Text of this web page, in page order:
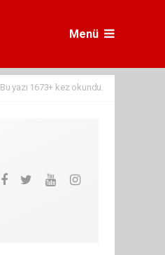
Menü
Bu yazı 1673+ kez okundu.